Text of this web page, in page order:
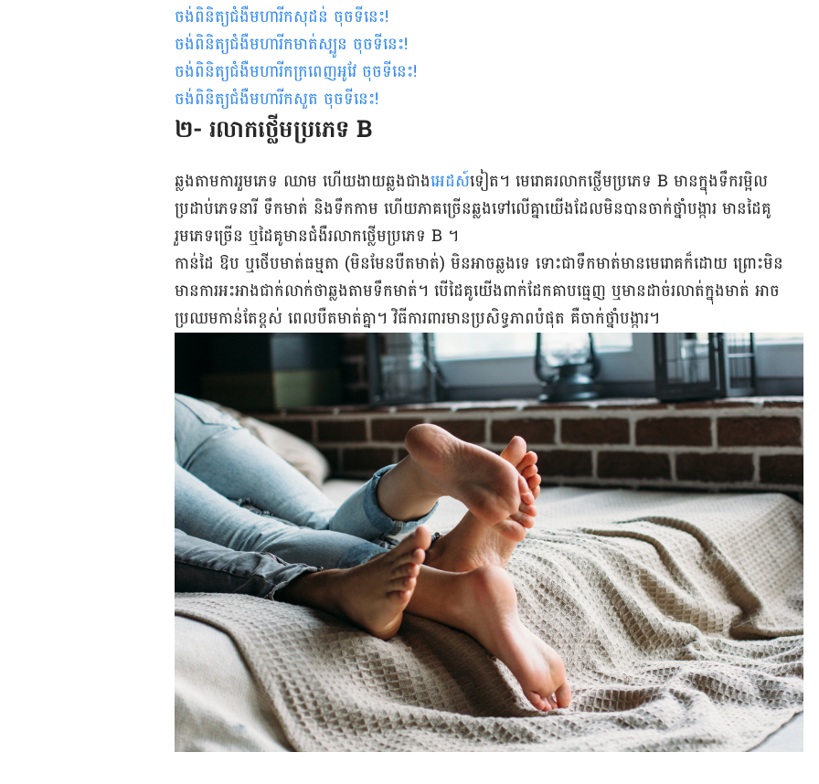
ចង់ពិនិត្យជំងឺមហារីកសុដន់ ចុចទីនេះ!
ចង់ពិនិត្យជំងឺមហារីកមាត់ស្បូន ចុចទីនេះ!
ចង់ពិនិត្យជំងឺមហារីកក្រពេញអូវែ ចុចទីនេះ!
ចង់ពិនិត្យជំងឺមហារីកសួត ចុចទីនេះ!
២- រលាកថ្លើមប្រភេទ B
​ឆ្លង​តាម​ការ​រួម​ភេទ​ ​ឈាម​ ហើយងាយ​ឆ្លងជាង​​អេដស៍ទៀត។ មេរោគ​រលាក​ថ្លើម​ប្រ​ភេទ B មាន​ក្នុង​ទឹក​រម្អិល​​
ប្រដាប់ភេទ​នារី ទឹក​មាត់ ​និង​ទឹក​កាម ហើយ​ភាគ​ច្រើន​ឆ្លង​​ទៅ​លើ​គ្នា​យើងដែល​មិន​បាន​ចាក់​ថ្នាំ​បង្ការ មាន​ដៃ​គូ​
រួមភេទ​ច្រើន ឬដៃគូ​មាន​ជំងឺ​រលាក​ថ្លើម​ប្រភេទ B ។
កាន់​ដៃ ឱប ឬ​ថើប​មាត់​ធម្មតា (មិន​មែន​បឺត​មាត់) មិន​អាច​ឆ្លង​​ទេ ទោះ​ជា​​ទឹក​មាត់​មាន​មេរោគ​ក៏​ដោយ ព្រោះមិន
មាន​ការ​អះអាង​ជាក់​លាក់ថាឆ្លង​តាម​ទឹក​មាត់​។ ​បើ​​ដៃ​គូយើង​ពាក់​ដែក​គាប​ធ្មេញ​ ឬ​មាន​ដាច់​រលាត់​ក្នុង​មាត់ អាច​
ប្រឈម​កាន់​តែ​ខ្ពស់ ​​ពេល​បឺត​មាត់​គ្នា។ វិធីការ​ពារ​មានប្រសិទ្ធភាព​បំផុត ​គឺ​ចាក់​ថ្នាំ​បង្ការ។